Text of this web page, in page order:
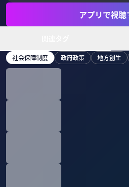
アプリで視聴
社会保障制度 政府政策 地方創生